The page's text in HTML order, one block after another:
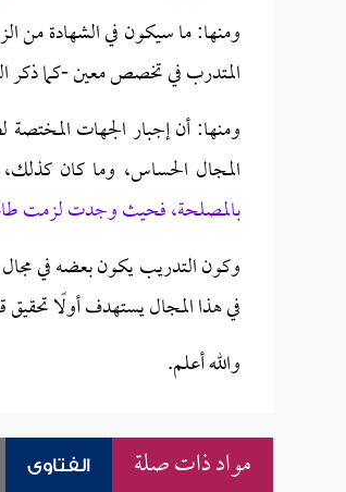
ومنها: ما سيكون في الشهادة من
المتدرب في تخصص معين -كما ذكر
ومنها: أن إجبار الجهات المختصة
المجال الحساس، وما كان
بالمصلحة، فحيث وجدت لزمت
وكون التدريب يكون بعضه في
في هذا المجال يستهدف أولًا
والله أعلم.
مواد ذات صلة الفتاوى